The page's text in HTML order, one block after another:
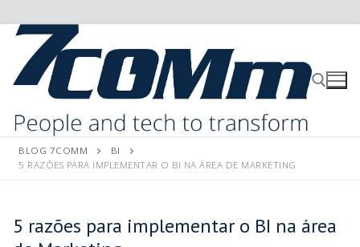
BLOG 7COMM
BI
5 RAZÕES PARA IMPLEMENTAR O BI NA ÁREA DE MARKETING
5 razões para implementar o BI na área